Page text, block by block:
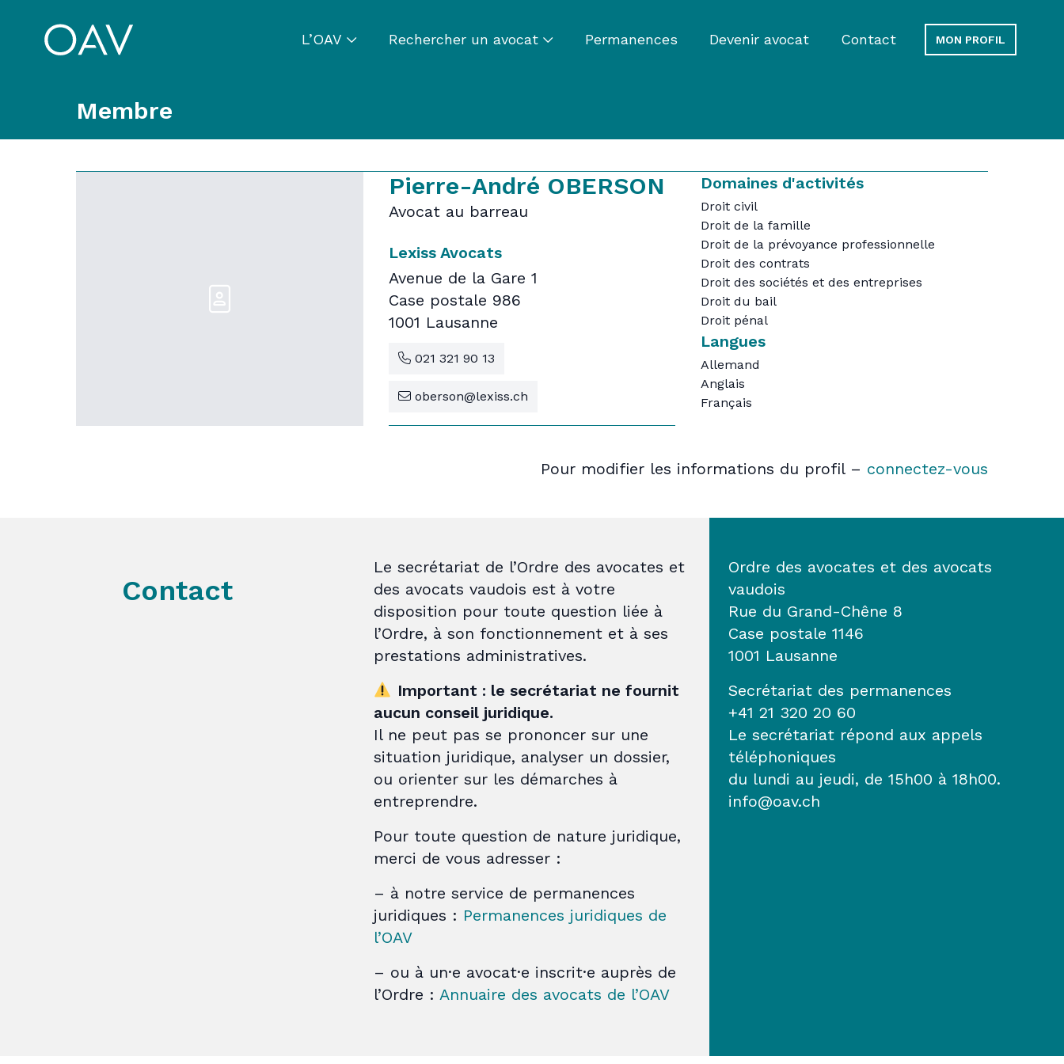
L’OAV Rechercher un avocat Permanences Devenir avocat Contact MON PROFIL
Membre
Pierre-André OBERSON
Avocat au barreau
Lexiss Avocats
Avenue de la Gare 1
Case postale 986
1001 Lausanne
021 321 90 13
oberson@lexiss.ch
Domaines d'activités
Droit civil
Droit de la famille
Droit de la prévoyance professionnelle
Droit des contrats
Droit des sociétés et des entreprises
Droit du bail
Droit pénal
Langues
Allemand
Anglais
Français
Pour modifier les informations du profil – connectez-vous
Contact
Le secrétariat de l’Ordre des avocates et
des avocats vaudois est à votre
disposition pour toute question liée à
l’Ordre, à son fonctionnement et à ses
prestations administratives.
Important : le secrétariat ne fournit
aucun conseil juridique.
Il ne peut pas se prononcer sur une
situation juridique, analyser un dossier,
ou orienter sur les démarches à
entreprendre.
Pour toute question de nature juridique,
merci de vous adresser :
– à notre service de permanences
juridiques : Permanences juridiques de
l’OAV
– ou à un·e avocat·e inscrit·e auprès de
l’Ordre : Annuaire des avocats de l’OAV
Ordre des avocates et des avocats
vaudois
Rue du Grand-Chêne 8
Case postale 1146
1001 Lausanne
Secrétariat des permanences
+41 21 320 20 60
Le secrétariat répond aux appels
téléphoniques
du lundi au jeudi, de 15h00 à 18h00.
info@oav.ch